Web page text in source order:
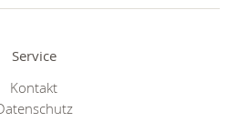
Service
Kontakt